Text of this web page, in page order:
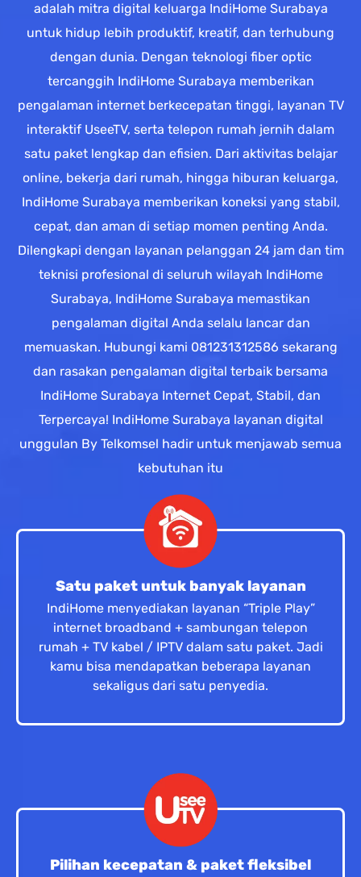
adalah mitra digital keluarga IndiHome Surabaya
untuk hidup lebih produktif, kreatif, dan terhubung
dengan dunia. Dengan teknologi fiber optic
tercanggih IndiHome Surabaya memberikan
pengalaman internet berkecepatan tinggi, layanan TV
interaktif UseeTV, serta telepon rumah jernih dalam
satu paket lengkap dan efisien. Dari aktivitas belajar
online, bekerja dari rumah, hingga hiburan keluarga,
IndiHome Surabaya memberikan koneksi yang stabil,
cepat, dan aman di setiap momen penting Anda.
Dilengkapi dengan layanan pelanggan 24 jam dan tim
teknisi profesional di seluruh wilayah IndiHome
Surabaya, IndiHome Surabaya memastikan
pengalaman digital Anda selalu lancar dan
memuaskan. Hubungi kami 081231312586 sekarang
dan rasakan pengalaman digital terbaik bersama
IndiHome Surabaya Internet Cepat, Stabil, dan
Terpercaya! IndiHome Surabaya layanan digital
unggulan By Telkomsel hadir untuk menjawab semua
kebutuhan itu
Satu paket untuk banyak layanan
IndiHome menyediakan layanan “Triple Play”
internet broadband + sambungan telepon
rumah + TV kabel / IPTV dalam satu paket. Jadi
kamu bisa mendapatkan beberapa layanan
sekaligus dari satu penyedia.
Pilihan kecepatan & paket fleksibel